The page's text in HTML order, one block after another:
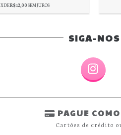
X DER$12,00SEM JUROS
SIGA-NOS
PAGUE
Cartões de crédito